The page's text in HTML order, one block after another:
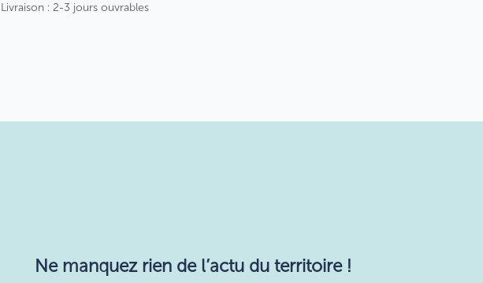
Livraison : 2-3 jours ouvrables
Ne manquez rie​n de l’actu du territoire !